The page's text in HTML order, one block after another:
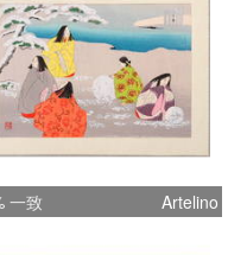
一致 Artelino